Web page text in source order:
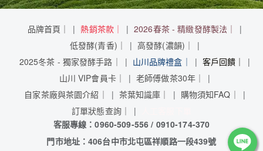
品牌首頁｜ 熱銷茶款｜
2026春茶 - 精緻發酵製法｜
低發酵(青香)｜
高發酵(濃韻)｜
2025冬茶 - 獨家發酵手路｜
山川品牌禮盒｜
客戶回饋｜
山川 VIP會員卡｜
老師傅做茶30年｜
自家茶廠與茶園介紹｜
茶葉知識庫｜
購物須知FAQ｜
訂單狀態查詢｜
客服專線：0960-509-556 / 0910-174-370
門市地址：406台中市北屯區祥順路一段439號